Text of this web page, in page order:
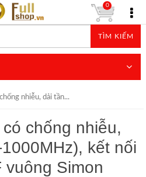
TÌM KIẾM
0
nhiễu, dải tần...
chống nhiễu,
kết nối
vuông Simon